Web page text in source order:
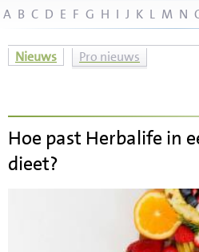
A B C D E F G H I J K L M N
Nieuws Pro nieuws
Hoe past Herbalife in
dieet?